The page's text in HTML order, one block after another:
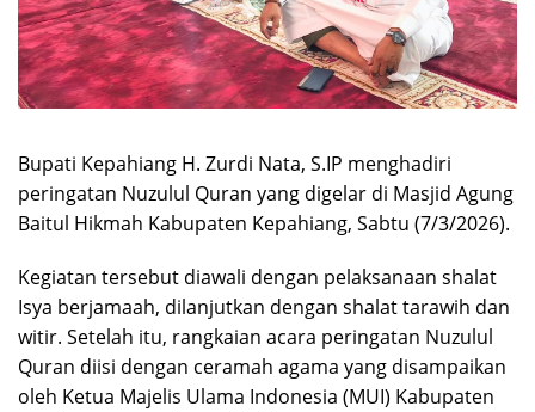
Bupati Kepahiang H. Zurdi Nata, S.IP menghadiri
peringatan Nuzulul Quran yang digelar di Masjid Agung
Baitul Hikmah Kabupaten Kepahiang, Sabtu (7/3/2026).
Kegiatan tersebut diawali dengan pelaksanaan shalat
Isya berjamaah, dilanjutkan dengan shalat tarawih dan
witir. Setelah itu, rangkaian acara peringatan Nuzulul
Quran diisi dengan ceramah agama yang disampaikan
oleh Ketua Majelis Ulama Indonesia (MUI) Kabupaten